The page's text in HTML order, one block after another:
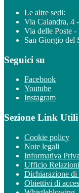
Le altre sedi:
Via Calandra, 4
Via delle Poste -
San Giorgio del
Seguici su
Facebook
Youtube
Instagram
Sezione Link Utili
Cookie policy
Note legali
Informativa
Ufficio
Dichiarazione di
Obiettivi di